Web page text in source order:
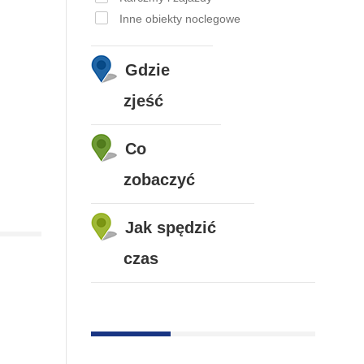
Inne obiekty noclegowe
Gdzie
zjeść
Co
zobaczyć
Jak spędzić
czas